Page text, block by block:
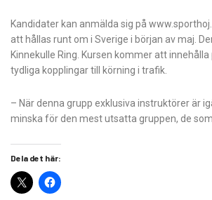
Kandidater kan anmälda sig på
att hållas runt om i Sverige i början av maj.
Kinnekulle Ring. Kursen kommer att
tydliga kopplingar till körning i trafik.
– När denna grupp exklusiva instruktörer är
minska för den mest utsatta gruppen, de
Dela det här: